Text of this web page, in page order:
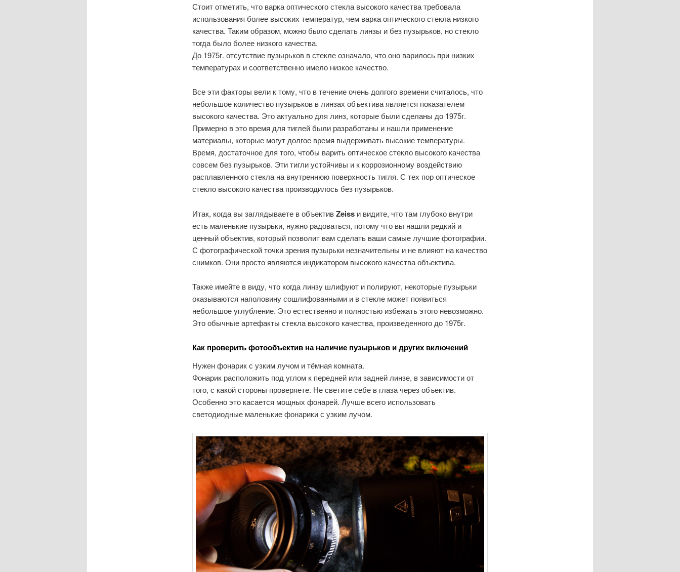
Стоит отметить, что варка оптического стекла высокого качества требовала
использования более высоких температур, чем варка оптического стекла низкого
качества. Таким образом, можно было сделать линзы и без пузырьков, но стекло
тогда было более низкого качества.
До 1975г. отсутствие пузырьков в стекле означало, что оно варилось при низких
температурах и соответственно имело низкое качество.
Все эти факторы вели к тому, что в течение очень долгого времени считалось, что
небольшое количество пузырьков в линзах объектива является показателем
высокого качества. Это актуально для линз, которые были сделаны до 1975г.
Примерно в это время для тиглей были разработаны и нашли применение
материалы, которые могут долгое время выдерживать высокие температуры.
Время, достаточное для того, чтобы варить оптическое стекло высокого качества
совсем без пузырьков. Эти тигли устойчивы и к коррозионному воздействию
расплавленного стекла на внутреннюю поверхность тигля. С тех пор оптическое
стекло высокого качества производилось без пузырьков.
Итак, когда вы заглядываете в объективZeissи видите, что там глубоко внутри
есть маленькие пузырьки, нужно радоваться, потому что вы нашли редкий и
ценный объектив, который позволит вам сделать ваши самые лучшие фотографии.
С фотографической точки зрения пузырьки незначительны и не влияют на качество
снимков. Они просто являются индикатором высокого качества объектива.
Также имейте в виду, что когда линзу шлифуют и полируют, некоторые пузырьки
оказываются наполовину сошлифованными и в стекле может появиться
небольшое углубление. Это естественно и полностью избежать этого невозможно.
Это обычные артефакты стекла высокого качества, произведенного до 1975г.
Как проверить фотообъектив на наличие пузырьков и других включений
Нужен фонарик с узким лучом и тёмная комната.
Фонарик расположить под углом к передней или задней линзе, в зависимости от
того, с какой стороны проверяете. Не светите себе в глаза через объектив.
Особенно это касается мощных фонарей. Лучше всего использовать
светодиодные маленькие фонарики с узким лучом.